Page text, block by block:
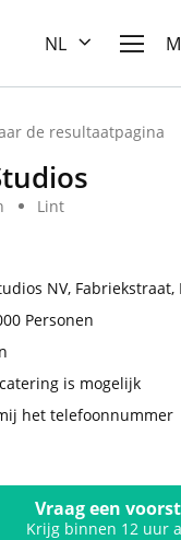
NL
de resultaatpagina
Lint
NV, Fabriekstraat,
Personen
is mogelijk
het telefoonnummer
Vraag een
Krijg binnen 12 uur